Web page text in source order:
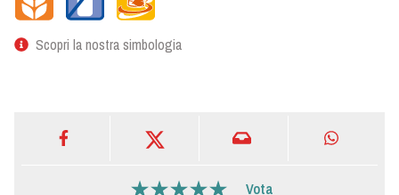
Scopri la nostra simbologia
Vota